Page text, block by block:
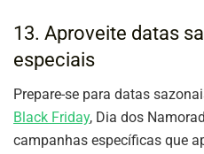
13. Aproveite datas
especiais
Prepare-se para datas
Black Friday, Dia dos
campanhas específicas que